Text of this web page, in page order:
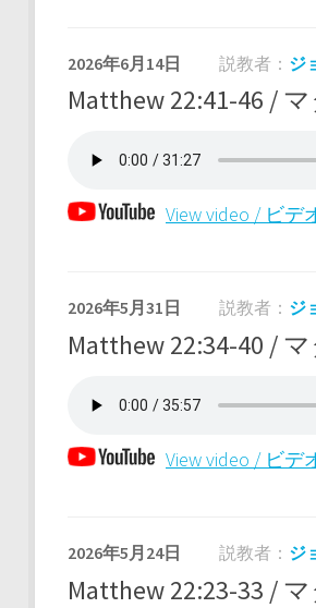
2026年6月14日 説教者： ジ
Matthew 22:41-46 /
View video / ビデ
2026年5月31日 説教者： ジ
Matthew 22:34-40 /
View video / ビデ
2026年5月24日 説教者： ジ
Matthew 22:23-33 /